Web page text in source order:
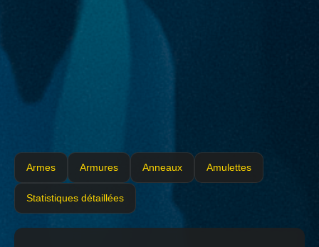
Armes Armures Anneaux Amulettes
Statistiques détaillées